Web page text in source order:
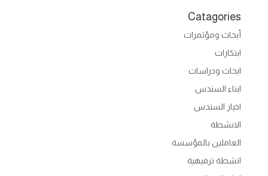
Catagories
أبحاث ومؤتمرات
ابتكارات
ابحاث ودراسات
ابناء السندس
اخبار السندس
الانشطة
العاملين بالمؤسسة
انشطة ترفيهية